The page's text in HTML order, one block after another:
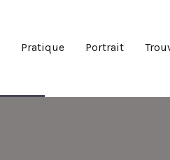
Pratique Portrait